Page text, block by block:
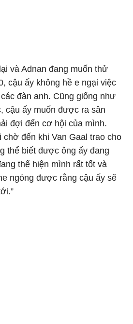
và Adnan đang muốn thử
cậu ấy không hề e ngại việc
đàn anh. Cũng giống như
cậu ấy muốn được ra sân
đợi đến cơ hội của mình.
chờ đến khi Van Gaal trao cho
thể biết được ông ấy đang
thể hiện mình rất tốt và
ngóng được rằng cậu ấy sẽ